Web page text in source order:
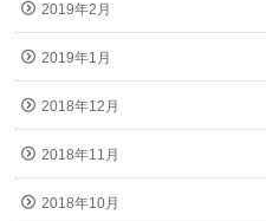
2019年2月
2019年1月
2018年12月
2018年11月
2018年10月